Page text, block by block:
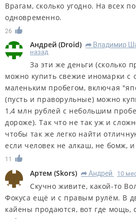
Врагам, сколько угодно. На всех
одновременно.
26
Андрей (Droid) R Владимир
назад
За эти же деньги (сколько
можно купить свежие иномарки с
маленьким пробегом, включая
(пусть и праворульные) можно
1,4 млн рублей с небольшим
дороже). Так что не так уж и
чтобы так же легко найти
если человек не алкаш, не бомж,
11
Артем (Skors) R Андрей 10
Скучно живите, какой-то
Фокуса ещё и с правым рулём. В
кайены продаются, вот где мощь,